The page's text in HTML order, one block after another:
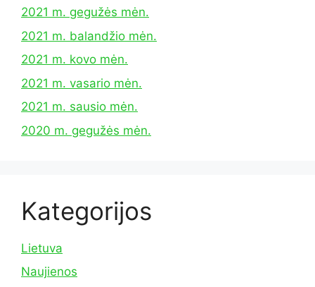
2021 m. gegužės mėn.
2021 m. balandžio mėn.
2021 m. kovo mėn.
2021 m. vasario mėn.
2021 m. sausio mėn.
2020 m. gegužės mėn.
Kategorijos
Lietuva
Naujienos